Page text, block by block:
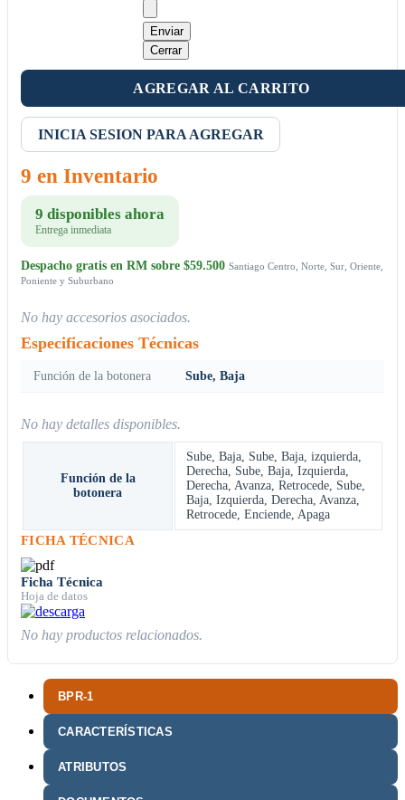
BPR-1
CARACTERÍSTICAS
ATRIBUTOS
Enviar
Cerrar
AGREGAR AL CARRITO
INICIA SESION PARA AGREGAR
9 en Inventario
9 disponibles ahora
Entrega inmediata
Despacho gratis en RM sobre $59.500 Santiago Centro, Norte, Sur, Oriente,
Poniente y Suburbano
No hay accesorios asociados.
Especificaciones Técnicas
Función de la botonera Sube, Baja
No hay detalles disponibles.
Función de la
botonera
Sube, Baja Sube, Baja, izquierda,
Derecha Sube, Baja, Izquierda,
Derecha, Avanza, Retrocede Sube,
Baja, Izquierda, Derecha, Avanza,
Retrocede, Enciende, Apaga
FICHA TÉCNICA
Ficha Técnica
Hoja de datos
No hay productos relacionados.